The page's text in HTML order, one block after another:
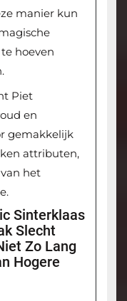
manier kun
hoeven
Piet
en
gemakkelijk
attributen,
het
Sinterklaas
Slecht
Zo Lang
Hogere